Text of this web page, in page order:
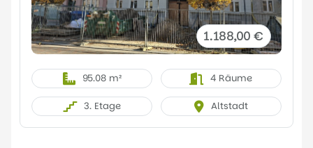
1.188,00 €
95.08 m² 4 Räume
3. Etage Altstadt